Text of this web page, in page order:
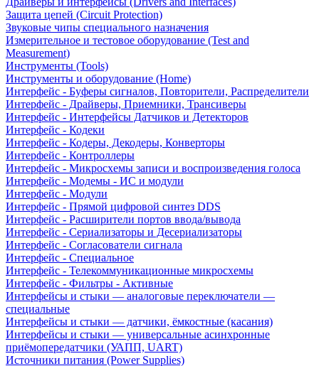
Защита цепей (Circuit Protection)
Звуковые чипы специального назначения
Измерительное и тестовое оборудование (Test and
Measurement)
Инструменты (Tools)
Инструменты и оборудование (Home)
Интерфейс - Буферы сигналов, Повторители, Распределители
Интерфейс - Драйверы, Приемники, Трансиверы
Интерфейс - Интерфейсы Датчиков и Детекторов
Интерфейс - Кодеки
Интерфейс - Кодеры, Декодеры, Конверторы
Интерфейс - Контроллеры
Интерфейс - Микросхемы записи и воспроизведения голоса
Интерфейс - Модемы - ИС и модули
Интерфейс - Модули
Интерфейс - Прямой цифровой синтез DDS
Интерфейс - Расширители портов ввода/вывода
Интерфейс - Сериализаторы и Десериализаторы
Интерфейс - Согласователи сигнала
Интерфейс - Специальное
Интерфейс - Телекоммуникационные микросхемы
Интерфейс - Фильтры - Активные
Интерфейсы и стыки — аналоговые переключатели —
специальные
Интерфейсы и стыки — датчики, ёмкостные (касания)
Интерфейсы и стыки — универсальные асинхронные
приёмопередатчики (УАПП, UART)
Источники питания (Power Supplies)